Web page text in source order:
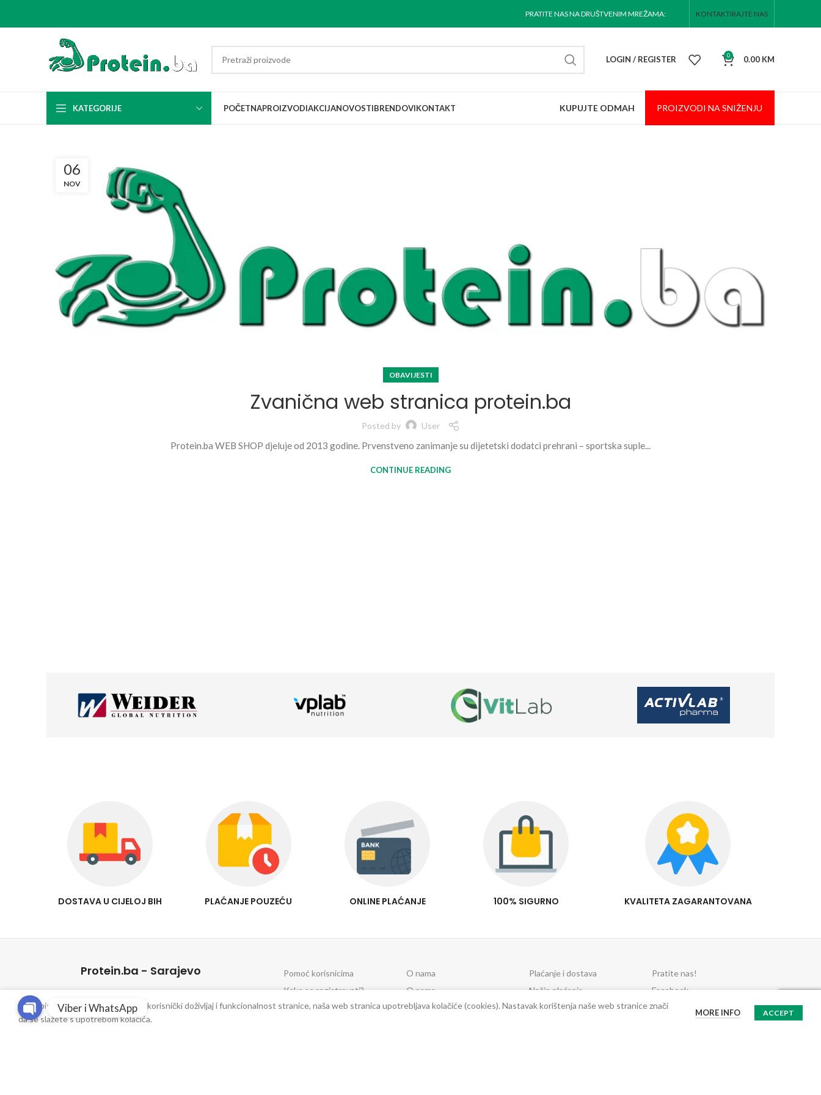
PRATITE NAS NA DRUŠTVENIM MREŽAMA: KONTAKTIRAJTE NAS
LOGIN / REGISTER 0 0.00 KM
KATEGORIJE POČETNAPROIZVODIAKCIJANOVOSTIBRENDOVIKONTAKT KUPUJTE ODMAH PROIZVODI NA SNIŽENJU
06
NOV
OBAVIJESTI
Zvanična web stranica protein.ba
Posted by User
Protein.ba WEB SHOP djeluje od 2013 godine. Prvenstveno zanimanje su dijetetski dodatci prehrani – sportska suple...
CONTINUE READING
DOSTAVA U CIJELOJ BIH PLAĆANJE POUZEĆU ONLINE PLAĆANJE 100% SIGURNO KVALITETA ZAGARANTOVANA
Protein.ba - Sarajevo
Tel: 033 / 873 - 413
Pomoć korisnicima
Kako se registrovati?
Kako naručiti?
O nama
O nama
Garancija kvalitete
Plaćanje i dostava
Način plaćanja
Sigurnost plaćanja
Pratite nas!
Facebook
Instagram
Olx.ba Protein.ba
Kako bismo vam omogućili najbolji korisnički doživljaj i funkcionalnost stranice, naša web stranica upotrebljava kolačiće (cookies). Nastavak korištenja naše web stranice znači
da se slažete s upotrebom kolačića.
MORE INFO ACCEPT
Viber i WhatsApp
Open